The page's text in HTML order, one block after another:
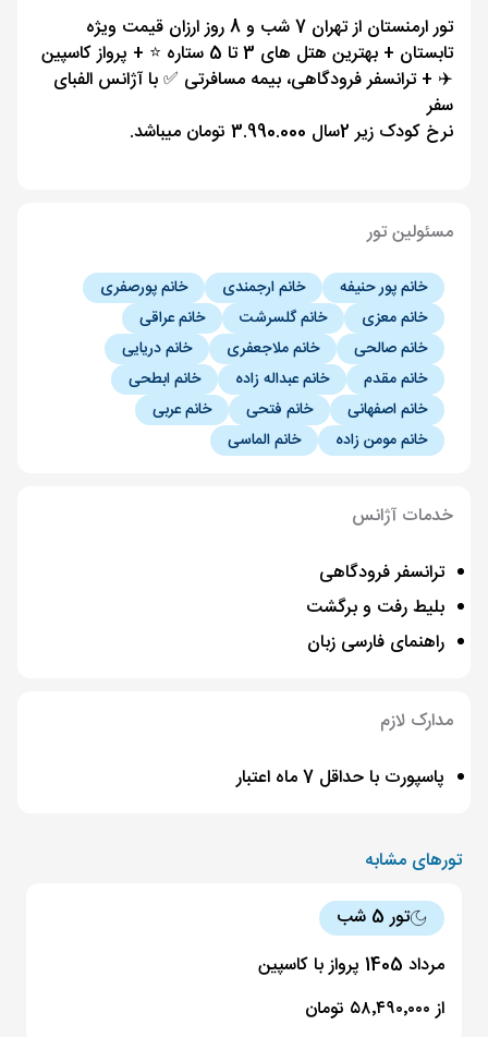
تور ارمنستان از تهران 7 شب و 8 روز ارزان قیمت ویژه
تابستان + بهترین هتل های 3 تا 5 ستاره ⭐️ + پرواز کاسپین
✈️ + ترانسفر فرودگاهی، بیمه مسافرتی ✅ با آژانس الفبای
سفر
نرخ کودک زیر 2سال 3.990.000 تومان میباشد.
مسئولین تور
خانم پور حنیفه خانم ارجمندی
خانم پورصفری
خانم معزی
خانم گلسرشت
خانم عراقی
خانم صالحی
خانم ملاجعفری
خانم دریایی
خانم مقدم
خانم عبداله زاده
خانم ابطحی
خانم اصفهانی
خانم فتحی
خانم عربی
خانم مومن زاده
خانم الماسی
خدمات آژانس
ترانسفر فرودگاهی
بلیط رفت و برگشت
راهنمای فارسی زبان
مدارک لازم
پاسپورت با حداقل 7 ماه اعتبار
تورهای مشابه
تور 5 شب
مرداد 1405 پرواز با کاسپین
از ۵۸٬۴۹۰٬۰۰۰ تومان